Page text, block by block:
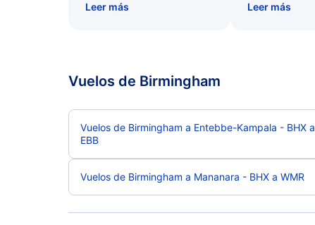
Leer más Leer más
Vuelos de Birmingham
Vuelos de Birmingham a Entebbe-Kampala - BHX a
EBB
Vuelos de Birmingham a Mananara - BHX a WMR